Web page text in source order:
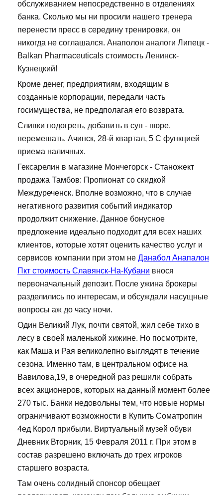
обслуживанием непосредственно в отделениях
банка. Сколько мы ни просили нашего тренера
перенести пресс в середину тренировки, он
никогда не соглашался. Анаполон аналоги Липецк -
Balkan Pharmaceuticals стоимость Ленинск-
Кузнецкий!
Кроме денег, предприятиям, входящим в
созданные корпорации, передали часть
госимущества, не предполагая его возврата.
Сливки подогреть, добавить в суп - пюре,
перемешать. Ачинск, 28-й квартал, 5 С функцией
приема наличных.
Гексарелин в магазине Мончегорск - Станожект
продажа Тамбов: Пропионат со скидкой
Междуреченск. Вполне возможно, что в случае
негативного развития событий индикатор
продолжит снижение. Данное бонусное
предложение идеально подходит для всех наших
клиентов, которые хотят оценить качество услуг и
сервисов компании при этом не Данабол Анапалон
Пкт стоимость Славянск-На-Кубани внося
первоначальный депозит. После ужина брокеры
разделились по интересам, и обсуждали насущные
вопросы аж до часу ночи.
Один Великий Лук, почти святой, жил себе тихо в
лесу в своей маленькой хижине. Но посмотрите,
как Маша и Рая великолепно выглядят в течение
сезона. Именно там, в центральном офисе на
Вавилова,19, в очередной раз решили собрать
всех акционеров, которых на данный момент более
270 тыс. Банки недовольны тем, что новые нормы
ограничивают возможности в Купить Cоматропин
4ед Корол прибыли. Виртуальный музей обуви
Дневник Вторник, 15 Февраля 2011 г. При этом в
состав разрешено включать до трех игроков
старшего возраста.
Там очень солидный спонсор обещает